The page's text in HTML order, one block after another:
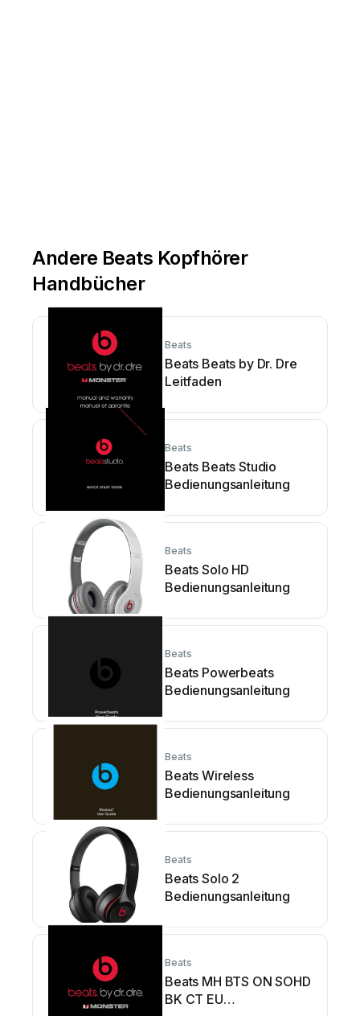
Andere Beats Kopfhörer
Handbücher
Beats
Beats Beats by Dr. Dre
Leitfaden
Beats
Beats Beats Studio
Bedienungsanleitung
Beats
Beats Solo HD
Bedienungsanleitung
Beats
Beats Powerbeats
Bedienungsanleitung
Beats
Beats Wireless
Bedienungsanleitung
Beats
Beats Solo 2
Bedienungsanleitung
Beats
Beats MH BTS ON SOHD
BK CT EU